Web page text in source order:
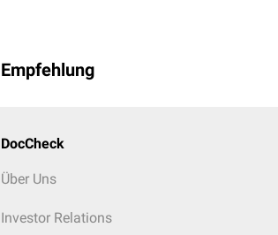
Empfehlung
DocCheck
Über Uns
Investor Relations